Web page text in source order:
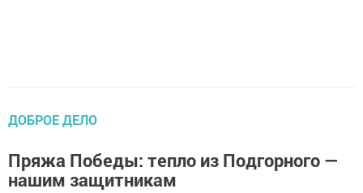
ДОБРОЕ ДЕЛО
Пряжа Победы: тепло из Подгорного —
нашим защитникам